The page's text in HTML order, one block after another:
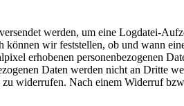
werden, um eine Logdatei-
wir feststellen, ob und wann
erhobenen personenbezogenen
Daten werden nicht an Dritte
widerrufen. Nach einem Widerruf